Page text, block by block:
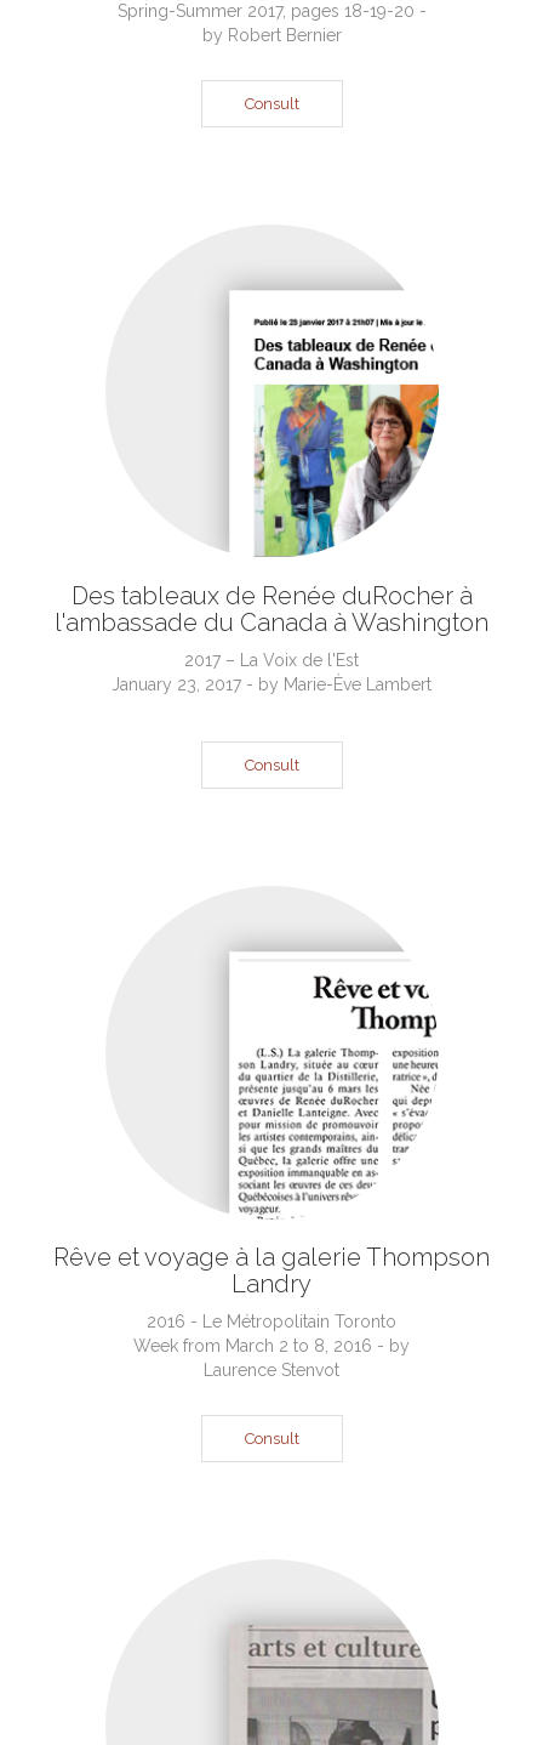
Spring-Summer 2017, pages 18-19-20 -
by Robert Bernier
Consult
Des tableaux de Renée duRocher à
l'ambassade du Canada à Washington
2017 – La Voix de l'Est
January 23, 2017 - by Marie-Ève Lambert
Consult
Rêve et voyage à la galerie Thompson
Landry
2016 - Le Métropolitain Toronto
Week from March 2 to 8, 2016 - by
Laurence Stenvot
Consult